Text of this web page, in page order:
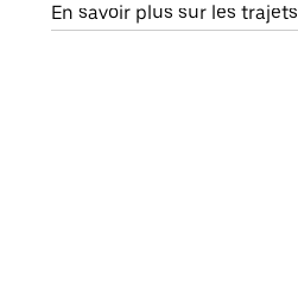
En savoir plus sur les